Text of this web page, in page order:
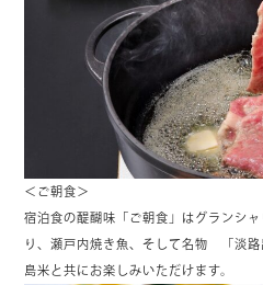
＜ご朝食＞
宿泊食の醍醐味「ご朝食」はグランシ
り、瀬戸内焼き魚、そして名物 「淡
島米と共にお楽しみいただけます。